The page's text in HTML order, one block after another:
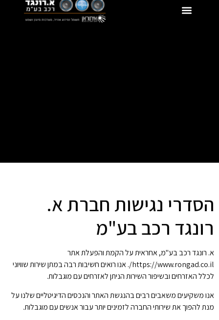
הסדרי נגישות חברת א.
רונגד רכב בע"מ
א. רונגד רכב בע"מ, אחראית על הקמת והפעלת אתר
https://www.rongad.co.il/. אנו רואים חשיבות רבה במתן שירות שוויוני
לכלל האזרחים ובשיפור השירות הניתן לאזרחים עם מוגבלות.
אנו משקיעים משאבים רבים בהנגשת האתר והנכסים הדיגיטליים שלנו על
מנת להפוך את שירותי החברה לזמינים יותר עבור אנשים עם מוגבלות.